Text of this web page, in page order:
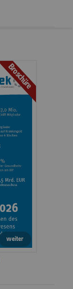
Broschüre
weiter